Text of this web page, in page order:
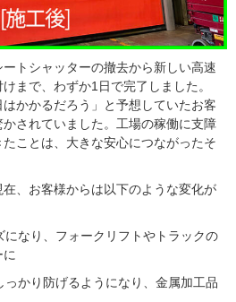
トシャッターの撤去から新しい高速
まで、わずか1日で完了しました。
はかかるだろう」と予想していたお客
されていました。工場の稼働に支障
ことは、大きな安心につながったそ
、お客様からは以下のような変化が
なり、フォークリフトやトラックの
に
かり防げるようになり、金属加工品